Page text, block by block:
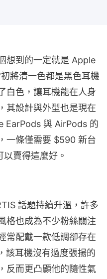
想到的一定就是 Apple
將清一色都是黑色耳機
白色，讓耳機能在人身
其設計與外型也是現在
EarPods 與 AirPods 的
一條僅需要 $590 新台
賣得這麼好。
話題持續升溫，許多
格也成為不少粉絲關注
常配戴一款低調卻存在
該耳機沒有過度張揚的
反而更凸顯他的隨性氣